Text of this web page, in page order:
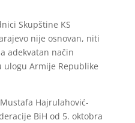
Skupštine KS
nije osnovan, niti
adekvatan način
Armije Republike
Hajrulahović-
BiH od 5. oktobra